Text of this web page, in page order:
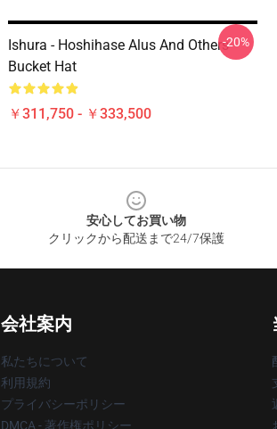
Ishura - Hoshihase Alus And Others
Bucket Hat
￥311,750 - ￥333,500
-20%
安心してお買い物
クリックから配送まで24/7保護
会社案内
私たちについて
利用規約
プライバシーポリシー
DMCA - 著作権ポリシー